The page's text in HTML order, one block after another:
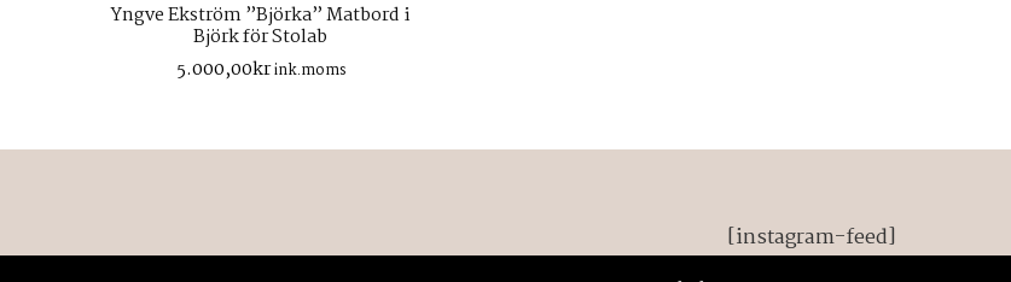
Yngve Ekström ”Björka” Matbord i
Björk för Stolab
5.000,00krink.moms
[instagram-feed]